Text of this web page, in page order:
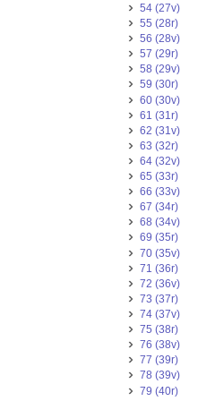
54 (27v)
55 (28r)
56 (28v)
57 (29r)
58 (29v)
59 (30r)
60 (30v)
61 (31r)
62 (31v)
63 (32r)
64 (32v)
65 (33r)
66 (33v)
67 (34r)
68 (34v)
69 (35r)
70 (35v)
71 (36r)
72 (36v)
73 (37r)
74 (37v)
75 (38r)
76 (38v)
77 (39r)
78 (39v)
79 (40r)